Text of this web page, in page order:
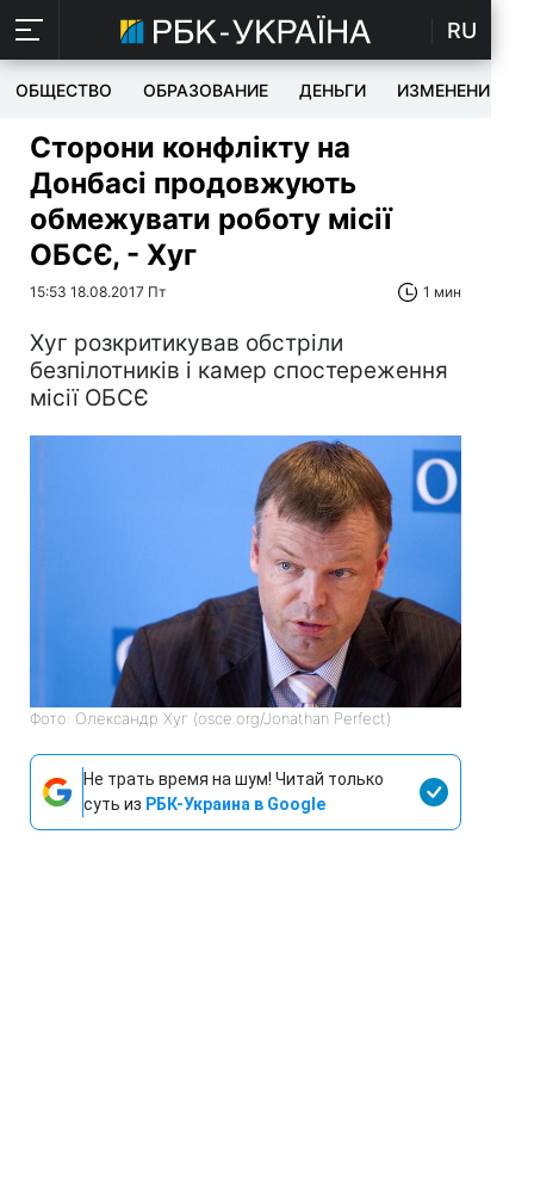
RU
ОБЩЕСТВО ОБРАЗОВАНИЕ ДЕНЬГИ ИЗМЕНЕНИЯ
Сторони конфлікту на
Донбасі продовжують
обмежувати роботу місії
ОБСЄ, - Хуг
15:53 18.08.2017 Пт 1 мин
Хуг розкритикував обстріли
безпілотників і камер спостереження
місії ОБСЄ
Фото: Олександр Хуг (osce.org/Jonathan Perfect)
Не трать время на шум! Читай только
суть из РБК-Украина в Google